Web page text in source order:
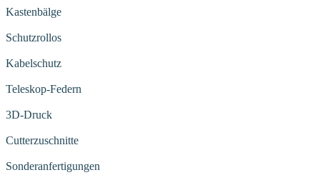
Kastenbälge
Schutzrollos
Kabelschutz
Teleskop-Federn
3D-Druck
Cutterzuschnitte
Sonderanfertigungen